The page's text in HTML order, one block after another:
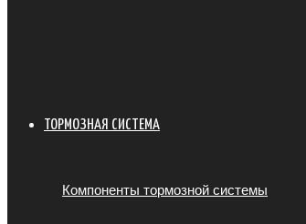
ТОРМОЗНАЯ СИСТЕМА
Компоненты тормозной системы